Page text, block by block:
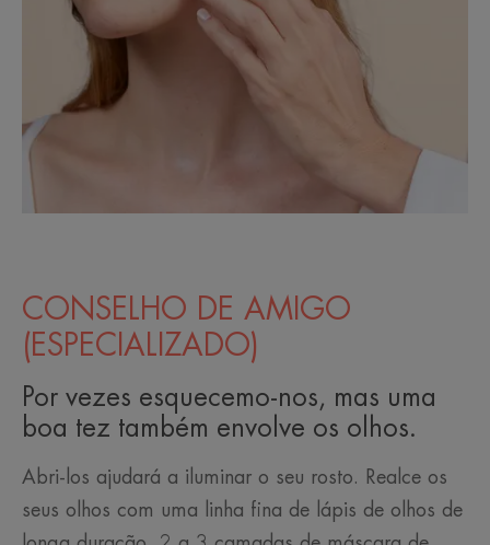
CONSELHO DE AMIGO
(ESPECIALIZADO)
Por vezes esquecemo-nos, mas uma
boa tez também envolve os olhos.
Abri-los ajudará a iluminar o seu rosto. Realce os
seus olhos com uma linha fina de lápis de olhos de